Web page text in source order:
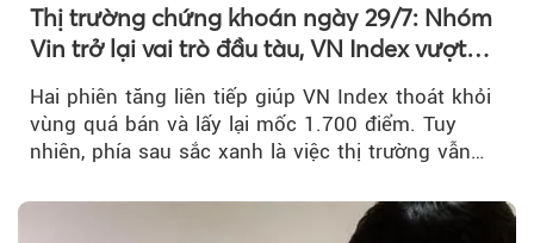
Thị trường chứng khoán ngày 29/7: Nhóm
Vin trở lại vai trò đầu tàu, VN Index vượt
Hai phiên tăng liên tiếp giúp VN Index thoát khỏi
vùng quá bán và lấy lại mốc 1.700 điểm. Tuy
nhiên, phía sau sắc xanh là việc thị trường vẫn
tiền vẫn chưa thực sự trở lại.